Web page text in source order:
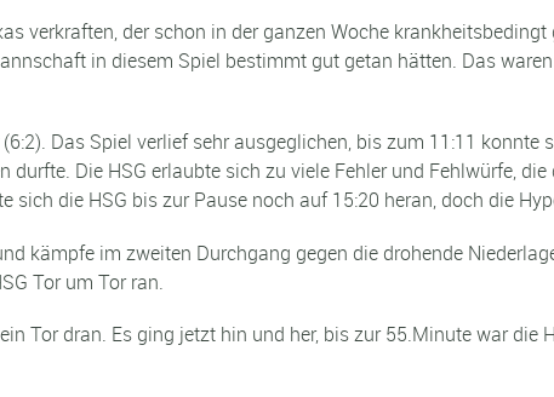
verkraften, der schon in der ganzen Woche
in diesem Spiel bestimmt gut getan hätten. Das
Das Spiel verlief sehr ausgeglichen, bis zum 11:11 konnte
Die HSG erlaubte sich zu viele Fehler und Fehlwürfe,
die HSG bis zur Pause noch auf 15:20 heran, doch die
kämpfe im zweiten Durchgang gegen die drohende
Tor um Tor ran.
Tor dran. Es ging jetzt hin und her, bis zur 55.Minute war die